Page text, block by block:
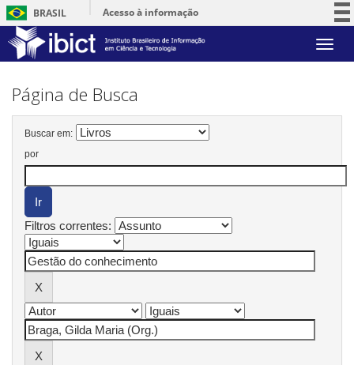
BRASIL
Acesso à informação
Serviços
Skip
Página de Busca
Buscar em:
por
Filtros correntes: